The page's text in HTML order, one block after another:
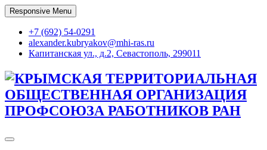
Skip
to
content
Responsive Menu
+7 (692) 54-0291
alexander.kubryakov@mhi-ras.ru
Капитанская ул., д.2, Севастополь, 299011
КРЫМСКАЯ ТЕРРИТОРИАЛЬНАЯ
ОБЩЕСТВЕННАЯ ОРГАНИЗАЦИЯ
ПРОФСОЮЗА РАБОТНИКОВ РАН